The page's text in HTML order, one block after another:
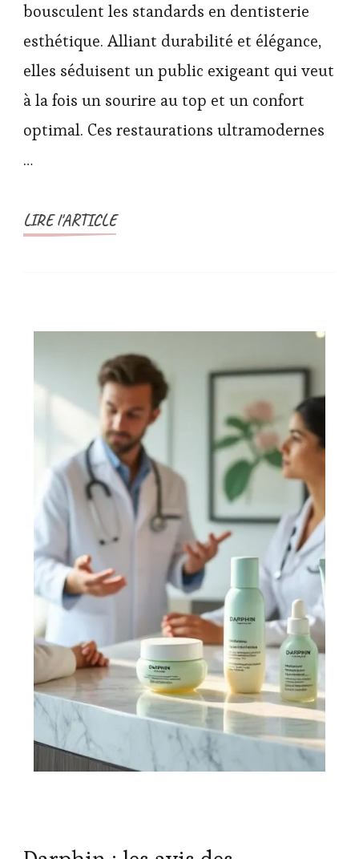
bousculent les standards en dentisterie
esthétique. Alliant durabilité et élégance,
elles séduisent un public exigeant qui veut
à la fois un sourire au top et un confort
optimal. Ces restaurations ultramodernes
…
LIRE l'ARTICLE